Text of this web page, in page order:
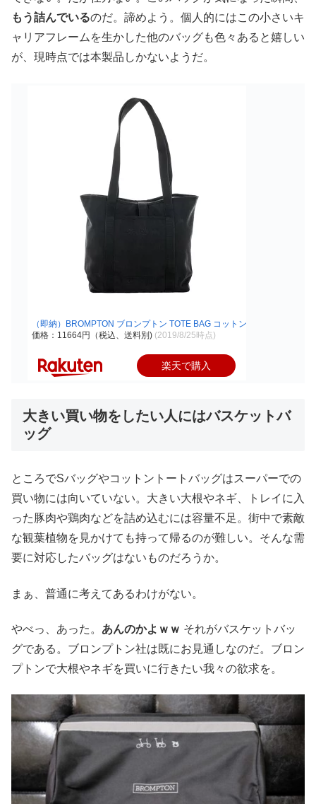
もう詰んでいるのだ。諦めよう。個人的にはこの小さいキ
ャリアフレームを生かした他のバッグも色々あると嬉しい
が、現時点では本製品しかないようだ。
（即納）BROMPTON ブロンプトン TOTE BAG コットントートバッグ
価格：11664円（税込、送料別) (2019/8/25時点)
楽天で購入
大きい買い物をしたい人にはバスケットバ
ッグ
ところでSバッグやコットントートバッグはスーパーでの
買い物には向いていない。大きい大根やネギ、トレイに入
った豚肉や鶏肉などを詰め込むには容量不足。街中で素敵
な観葉植物を見かけても持って帰るのが難しい。そんな需
要に対応したバッグはないものだろうか。
まぁ、普通に考えてあるわけがない。
やべっ、あった。 あんのかよｗｗ それがバスケットバッ
グである。ブロンプトン社は既にお見通しなのだ。ブロン
プトンで大根やネギを買いに行きたい我々の欲求を。